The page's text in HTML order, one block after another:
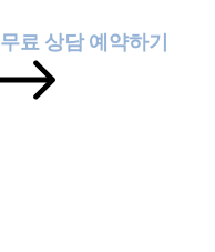
무료 상담 예약하기